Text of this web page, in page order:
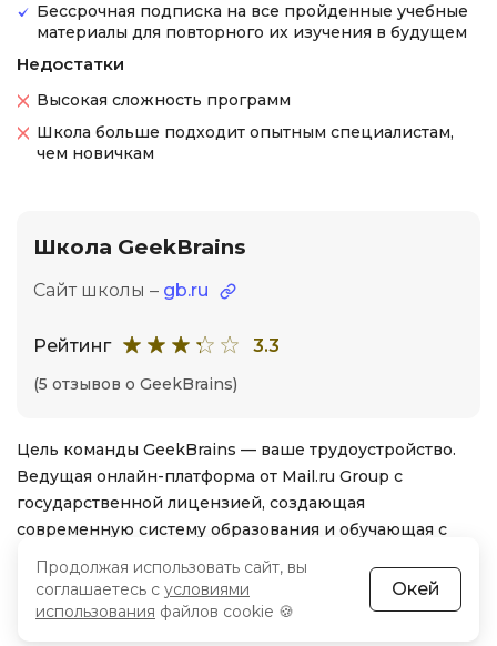
Бессрочная подписка на все пройденные учебные
материалы для повторного их изучения в будущем
Недостатки
Высокая сложность программ
Школа больше подходит опытным специалистам,
чем новичкам
Школа GeekBrains
Сайт школы – gb.ru
Рейтинг 3.3
(5 отзывов о GeekBrains)
Цель команды GeekBrains — ваше трудоустройство.
Ведущая онлайн-платформа от Mail.ru Group с
государственной лицензией, создающая
современную систему образования и обучающая с
нуля актуальным профессиям.
Курс по съемке фото от «GeekBrains»
Продолжая использовать сайт, вы
соглашаетесь с условиями
использования файлов cookie 🍪
Окей